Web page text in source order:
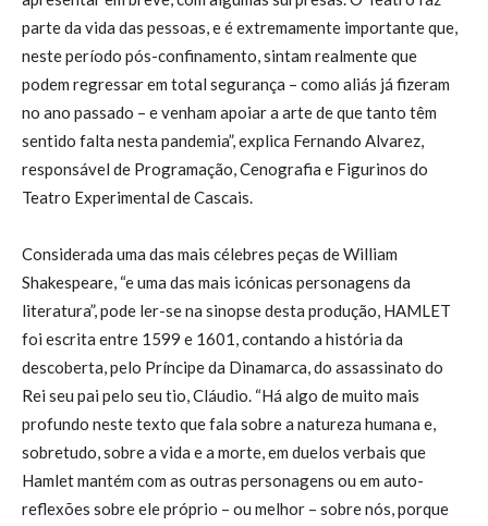
parte da vida das pessoas, e é extremamente importante que,
neste período pós-confinamento, sintam realmente que
podem regressar em total segurança – como aliás já fizeram
no ano passado – e venham apoiar a arte de que tanto têm
sentido falta nesta pandemia”, explica Fernando Alvarez,
responsável de Programação, Cenografia e Figurinos do
Teatro Experimental de Cascais.
Considerada uma das mais célebres peças de William
Shakespeare, “e uma das mais icónicas personagens da
literatura”, pode ler-se na sinopse desta produção, HAMLET
foi escrita entre 1599 e 1601, contando a história da
descoberta, pelo Príncipe da Dinamarca, do assassinato do
Rei seu pai pelo seu tio, Cláudio. “Há algo de muito mais
profundo neste texto que fala sobre a natureza humana e,
sobretudo, sobre a vida e a morte, em duelos verbais que
Hamlet mantém com as outras personagens ou em auto-
reflexões sobre ele próprio – ou melhor – sobre nós, porque